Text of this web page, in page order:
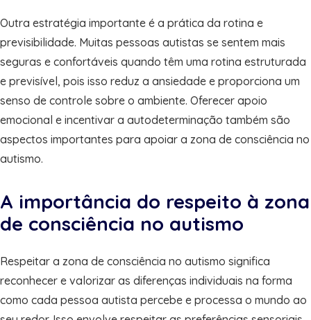
Outra estratégia importante é a prática da rotina e
previsibilidade. Muitas pessoas autistas se sentem mais
seguras e confortáveis quando têm uma rotina estruturada
e previsível, pois isso reduz a ansiedade e proporciona um
senso de controle sobre o ambiente. Oferecer apoio
emocional e incentivar a autodeterminação também são
aspectos importantes para apoiar a zona de consciência no
autismo.
A importância do respeito à zona
de consciência no autismo
Respeitar a zona de consciência no autismo significa
reconhecer e valorizar as diferenças individuais na forma
como cada pessoa autista percebe e processa o mundo ao